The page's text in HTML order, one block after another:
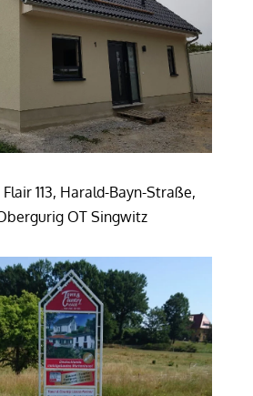
Flair 113, Harald-Bayn-Straße,
OT Singwitz